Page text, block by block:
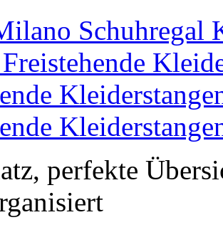
perfekte